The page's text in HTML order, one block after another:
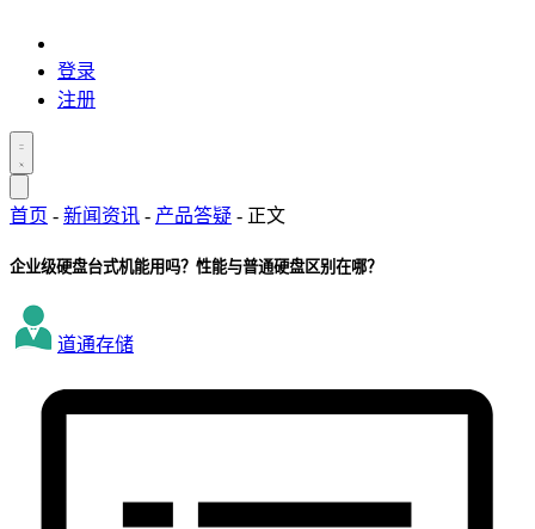
登录
注册
首页 - 新闻资讯 - 产品答疑 - 正文
企业级硬盘台式机能用吗？性能与普通硬盘区别在哪？
道通存储